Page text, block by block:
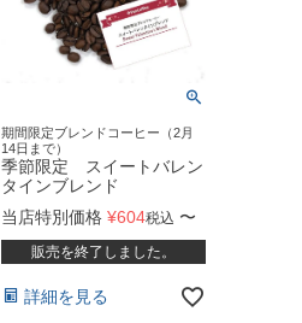
期間限定ブレンドコーヒー（2月
14日まで）
季節限定 スイートバレン
タインブレンド
当店特別価格 ¥604税込 〜
販売を終了しました。
詳細を見る